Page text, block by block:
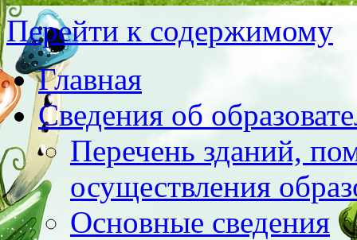
Перейти к содержимому
Главная
Сведения об
Перечень зданий,
осуществления
Основные сведения